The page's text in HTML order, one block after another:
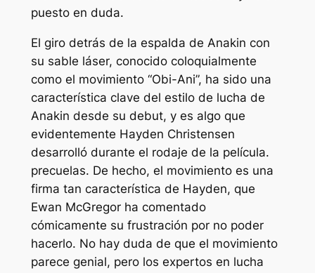
puesto en duda.
El giro detrás de la espalda de Anakin con
su sable láser, conocido coloquialmente
como el movimiento “Obi-Ani”, ha sido una
característica clave del estilo de lucha de
Anakin desde su debut, y es algo que
evidentemente Hayden Christensen
desarrolló durante el rodaje de la película.
precuelas. De hecho, el movimiento es una
firma tan característica de Hayden, que
Ewan McGregor ha comentado
cómicamente su frustración por no poder
hacerlo. No hay duda de que el movimiento
parece genial, pero los expertos en lucha